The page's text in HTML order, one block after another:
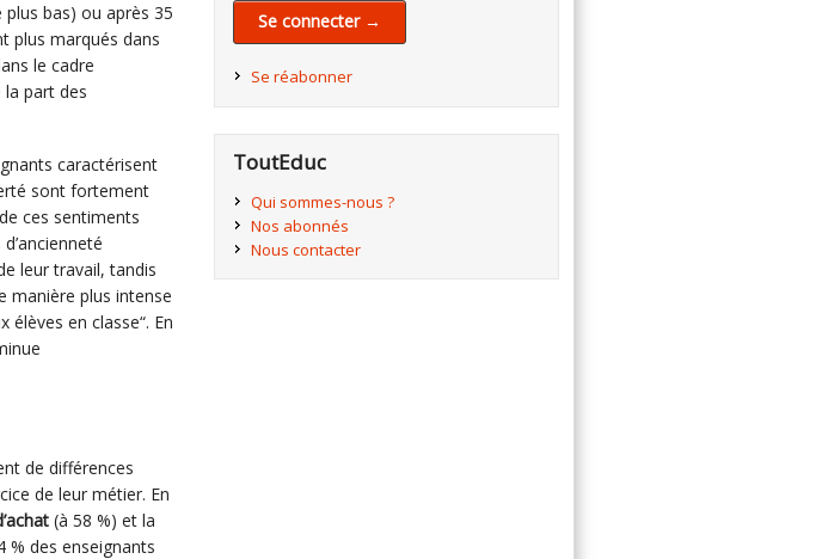
plus bas) ou après 35
plus marqués dans
le cadre
la part des
caractérisent
sont fortement
ces sentiments
leur travail, tandis
manière plus intense
élèves en classe“. En
de différences
de leur métier. En
(à 58 %) et la
% des enseignants
Se connecter →
Se réabonner
ToutEduc
Qui sommes-nous ?
Nos abonnés
Nous contacter